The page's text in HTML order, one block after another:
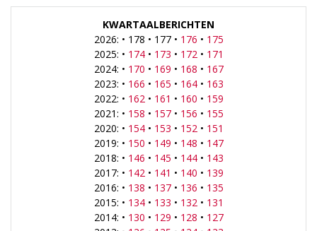
KWARTAALBERICHTEN
2026: • 178 • 177 • 176 • 175
2025: • 174• 173 • 172• 171
2024: • 170 • 169 • 168 • 167
2023: • 166 • 165 • 164• 163
2022: • 162• 161 • 160 • 159
2021: • 158 • 157• 156 • 155
2020: • 154• 153 • 152• 151
2019: • 150 • 149 • 148 • 147
2018: • 146 • 145 • 144• 143
2017: • 142• 141 • 140 • 139
2016: • 138 • 137• 136 • 135
2015: • 134• 133 • 132• 131
2014: • 130 • 129 • 128 • 127